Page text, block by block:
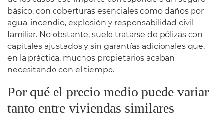
básico, con coberturas esenciales como daños por
agua, incendio, explosión y responsabilidad civil
familiar. No obstante, suele tratarse de pólizas con
capitales ajustados y sin garantías adicionales que,
en la práctica, muchos propietarios acaban
necesitando con el tiempo.
Por qué el precio medio puede variar
tanto entre viviendas similares